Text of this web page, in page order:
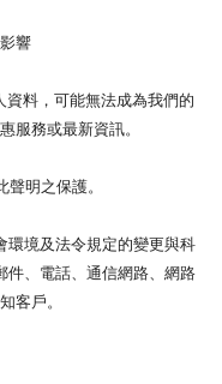
響
料，可能無法成為我們的
服務或最新資訊。
聲明之保護。
境及法令規定的變更與科
、電話、通信網路、網路
客戶。